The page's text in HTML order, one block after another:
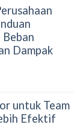
Dampak
untuk Team
Efektif